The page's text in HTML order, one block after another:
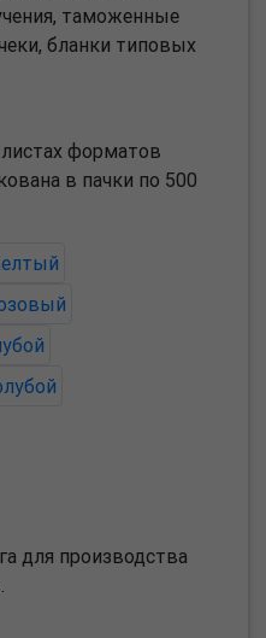
таможенные
бланки типовых
форматов
в пачки по 500
для производства